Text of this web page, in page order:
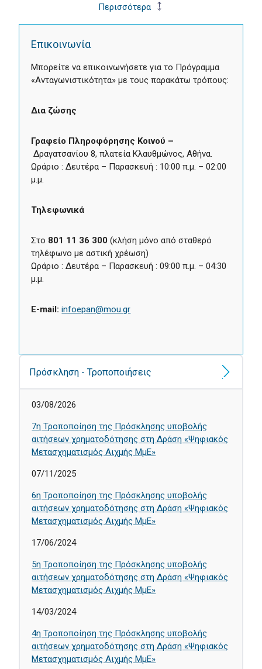
Περισσότερα
Επικοινωνία
Μπορείτε να επικοινωνήσετε για το Πρόγραμμα
«Ανταγωνιστικότητα» με τους παρακάτω τρόπους:
Δια ζώσης
Γραφείο Πληροφόρησης Κοινού –
Δραγατσανίου 8, πλατεία Κλαυθμώνος, Αθήνα.
Ωράριο : Δευτέρα – Παρασκευή : 10:00 π.μ. – 02:00
μ.μ.
Τηλεφωνικά
Στο 801 11 36 300 (κλήση μόνο από σταθερό
τηλέφωνο με αστική χρέωση)
Ωράριο : Δευτέρα – Παρασκευή : 09:00 π.μ. – 04:30
μ.μ.
E-mail:infoepan@mou.gr
Πρόσκληση - Τροποποιήσεις
03/08/2026
7η Τροποποίηση της Πρόσκλησης υποβολής
αιτήσεων χρηματοδότησης στη Δράση «Ψηφιακός
Μετασχηματισμός Αιχμής ΜμΕ»
07/11/2025
6η Τροποποίηση της Πρόσκλησης υποβολής
αιτήσεων χρηματοδότησης στη Δράση «Ψηφιακός
Μετασχηματισμός Αιχμής ΜμΕ»
17/06/2024
5η Τροποποίηση της Πρόσκλησης υποβολής
αιτήσεων χρηματοδότησης στη Δράση «Ψηφιακός
Μετασχηματισμός Αιχμής ΜμΕ»
14/03/2024
4η Τροποποίηση της Πρόσκλησης υποβολής
αιτήσεων χρηματοδότησης στη Δράση «Ψηφιακός
Μετασχηματισμός Αιχμής ΜμΕ»